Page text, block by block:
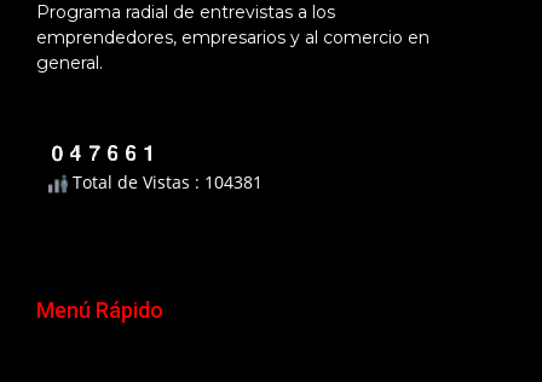
Programa radial de entrevistas a los
emprendedores, empresarios y al comercio en
general.
Total de Vistas : 104381
Menú Rápido